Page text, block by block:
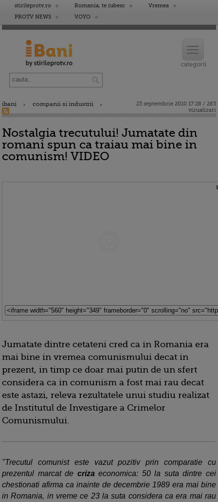
stirileprotv.ro Romania, te iubesc
Vremea
PROTV NEWS
VOYO
ibani companii si industrii
23 septembrie 2010 17:28 / 283
vizualizari
Nostalgia trecutului! Jumatate din
romani spun ca traiau mai bine in
comunism! VIDEO
Jumatate dintre cetateni cred ca in Romania era
mai bine in vremea comunismului decat in
prezent, in timp ce doar mai putin de un sfert
considera ca in comunism a fost mai rau decat
este astazi, releva rezultatele unui studiu realizat
de Institutul de Investigare a Crimelor
Comunismului.
"Trecutul comunist este vazut pozitiv prin comparatie cu
prezentul marcat de criza economica: 50 la suta dintre cei
chestionati afirma ca inainte de decembrie 1989 era mai bine
in Romania, in vreme ce 23 la suta considera ca era mai rau